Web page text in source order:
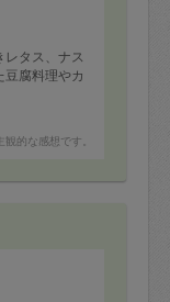
タス、ナス
腐料理やカ
的な感想です。